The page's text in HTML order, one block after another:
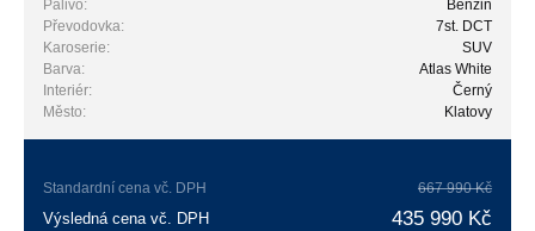
Palivo:
Benzin
Převodovka:
7st. DCT
Karoserie:
SUV
Barva:
Atlas White
Interiér:
Černý
Město:
Klatovy
Standardní cena vč. DPH 667 990 Kč
Výsledná cena vč. DPH 435 990 Kč